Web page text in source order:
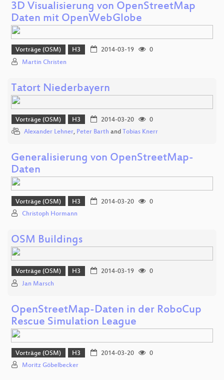
3D Visualisierung von OpenStreetMap
Daten mit OpenWebGlobe
Vorträge (OSM) H3 2014-03-19
0
Martin Christen
Tatort Niederbayern
Vorträge (OSM) H3 2014-03-20
0
Alexander Lehner, Peter Barth and Tobias Knerr
Generalisierung von OpenStreetMap-
Daten
Vorträge (OSM) H3 2014-03-20
0
Christoph Hormann
OSM Buildings
Vorträge (OSM) H3 2014-03-19
0
Jan Marsch
OpenStreetMap-Daten in der RoboCup
Rescue Simulation League
Vorträge (OSM) H3 2014-03-20
0
Moritz Göbelbecker